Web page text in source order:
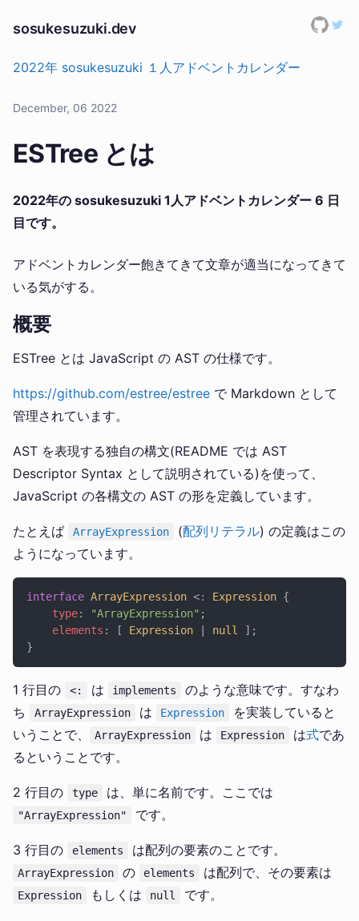
sosukesuzuki.dev
2022年 sosukesuzuki １人アドベントカレンダー
December, 06 2022
ESTree とは
2022年の sosukesuzuki 1人アドベントカレンダー 6 日
目です。
アドベントカレンダー飽きてきて文章が適当になってきて
いる気がする。
概要
ESTree とは JavaScript の AST の仕様です。
https://github.com/estree/estree で Markdown として
管理されています。
AST を表現する独自の構文(README では AST
Descriptor Syntax として説明されている)を使って、
JavaScript の各構文の AST の形を定義しています。
たとえば ArrayExpression (配列リテラル) の定義はこの
ようになっています。
interface ArrayExpression <: Expression {
    type
: "ArrayExpression" ;
    elements
: [ Expression | null
];
}
1 行目の <: は implements
のような意味です。すなわ
ち
ArrayExpression は Expression
を実装していると
いうことで、
ArrayExpression は Expression は式であ
るということです。
2 行目の type は、単に名前です。ここでは
"ArrayExpression" です。
3 行目の elements は配列の要素のことです。
ArrayExpression の elements は配列で、その要素は
Expression もしくは null です。